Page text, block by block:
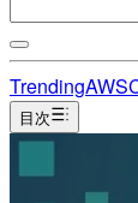
TrendingAWS
目次